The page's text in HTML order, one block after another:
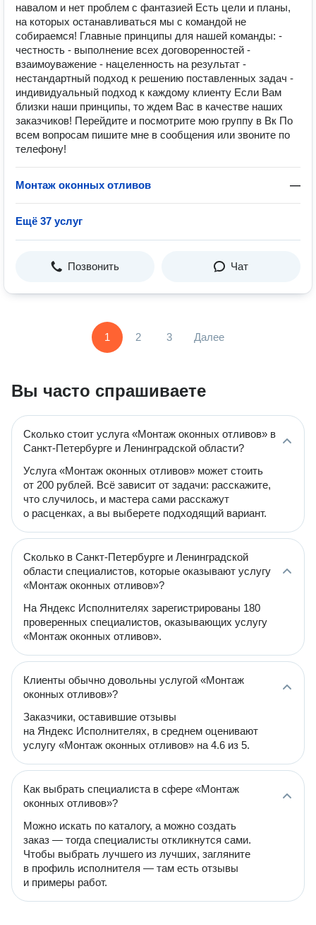
навалом и нет проблем с фантазией Есть цели и планы,
на которых останавливаться мы с командой не
собираемся! Главные принципы для нашей команды: -
честность - выполнение всех договоренностей -
взаимоуважение - нацеленность на результат -
нестандартный подход к решению поставленных задач -
индивидуальный подход к каждому клиенту Если Вам
близки наши принципы, то ждем Вас в качестве наших
заказчиков! Перейдите и посмотрите мою группу в Вк По
всем вопросам пишите мне в сообщения или звоните по
телефону!
Монтаж оконных отливов —
Ещё 37 услуг
Позвонить Чат
1 2 3 Далее
Вы часто спрашиваете
Сколько стоит услуга «Монтаж оконных отливов» в
Санкт-Петербурге и Ленинградской области?
Услуга «Монтаж оконных отливов» может стоить
от 200 рублей. Всё зависит от задачи: расскажите,
что случилось, и мастера сами расскажут
о расценках, а вы выберете подходящий вариант.
Сколько в Санкт-Петербурге и Ленинградской
области специалистов, которые оказывают услугу
«Монтаж оконных отливов»?
На Яндекс Исполнителях зарегистрированы 180
проверенных специалистов, оказывающих услугу
«Монтаж оконных отливов».
Клиенты обычно довольны услугой «Монтаж
оконных отливов»?
Заказчики, оставившие отзывы
на Яндекс Исполнителях, в среднем оценивают
услугу «Монтаж оконных отливов» на 4.6 из 5.
Как выбрать специалиста в сфере «Монтаж
оконных отливов»?
Можно искать по каталогу, а можно создать
заказ — тогда специалисты откликнутся сами.
Чтобы выбрать лучшего из лучших, загляните
в профиль исполнителя — там есть отзывы
и примеры работ.